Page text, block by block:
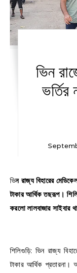
ভিন
ভর্তির
ভিন রাজ্য বিহারের মেডিকেল কলেজে ভর্তির নামে ছাত্রীর কাছ থেকে কয়েক লক্ষ
টাকার আর্থিক তছরূপ।
করলো লালবাজার সাইবার
শিলিগুড়ি: ভিন রাজ্য
টাকার আর্থিক